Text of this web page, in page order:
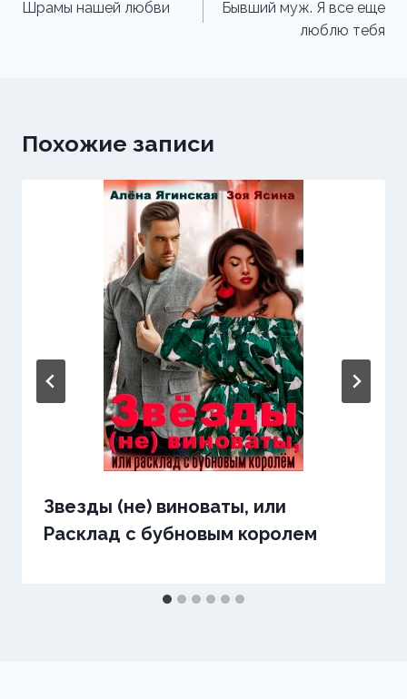
по
Шрамы нашей любви
Бывший муж. Я все еще
люблю тебя
Похожие записи
Звезды (не) виноваты, или
Расклад с бубновым королем